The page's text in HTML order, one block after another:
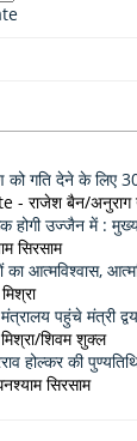
गति देने के लिए
- राजेश बैन/
होगी उज्जैन में :
सिरसाम
का आत्मविश्वास,
पहुंचे मंत्री
शिवम शुक्ल
होल्कर की
सिरसाम